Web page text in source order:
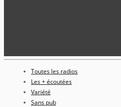
Toutes les radios
Les + écoutées
Variété
Sans pub